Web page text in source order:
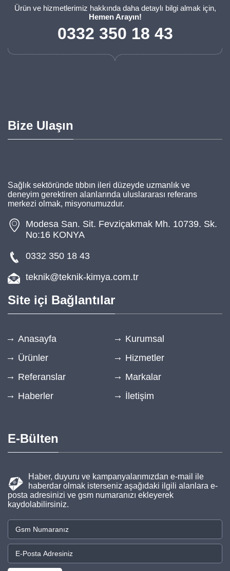
Ürün ve hizmetlerimiz hakkında daha detaylı bilgi almak için,
Hemen Arayın!
0332 350 18 43
Bize Ulaşın
Sağlık sektöründe tıbbın ileri düzeyde uzmanlık ve
deneyim gerektiren alanlarında uluslararası referans
merkezi olmak, misyonumuzdur.
Modesa San. Sit. Fevziçakmak Mh. 10739. Sk.
No:16 KONYA
0332 350 18 43
teknik@teknik-kimya.com.tr
Site içi Bağlantılar
Anasayfa
Kurumsal
Ürünler
Hizmetler
Referanslar
Markalar
Haberler
İletişim
E-Bülten
Haber, duyuru ve kampanyalarımızdan e-mail ile
haberdar olmak isterseniz aşağıdaki ilgili alanlara e-
posta adresinizi ve gsm numaranızı ekleyerek
kaydolabilirsiniz.